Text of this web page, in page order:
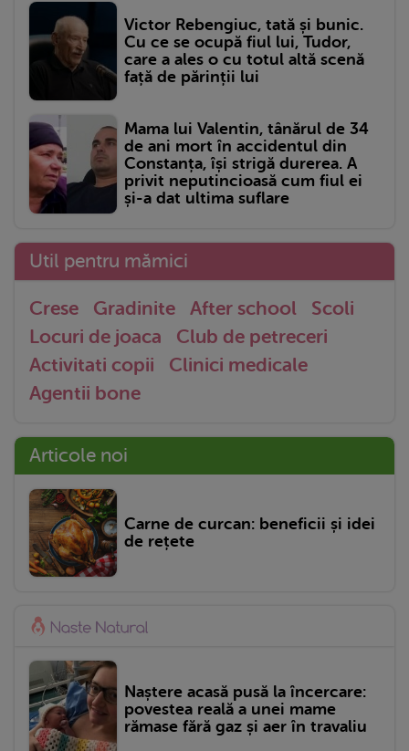
Victor Rebengiuc, tată și bunic.
Cu ce se ocupă fiul lui, Tudor,
care a ales o cu totul altă scenă
față de părinții lui
Mama lui Valentin, tânărul de 34
de ani mort în accidentul din
Constanța, își strigă durerea. A
privit neputincioasă cum fiul ei
și-a dat ultima suflare
Util pentru mămici
Crese Gradinite After school
Scoli
Locuri de joaca
Club de petreceri
Activitati copii
Clinici medicale
Agentii bone
Articole noi
Carne de curcan: beneficii și idei
de rețete
Naștere acasă pusă la încercare:
povestea reală a unei mame
rămase fără gaz și aer în travaliu